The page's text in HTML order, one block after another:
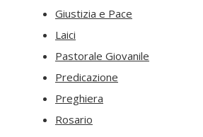
Giustizia e Pace
Laici
Pastorale Giovanile
Predicazione
Preghiera
Rosario